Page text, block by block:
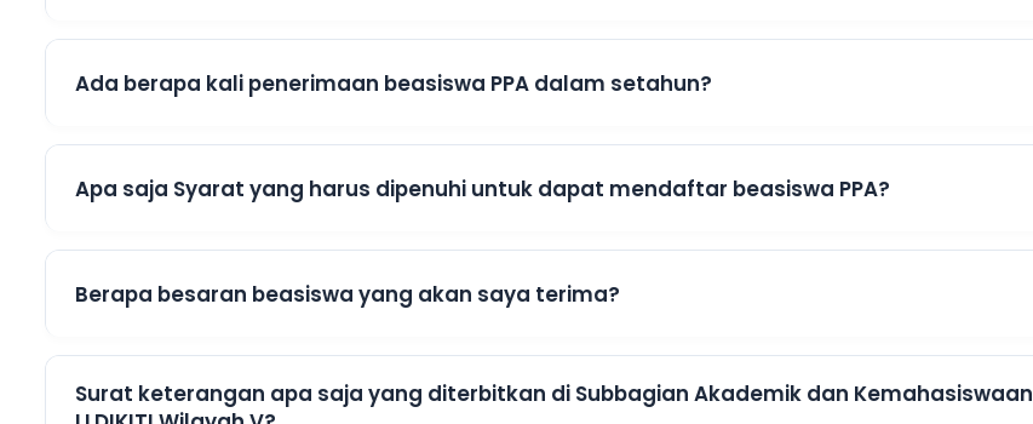
Ada berapa kali penerimaan beasiswa PPA dalam setahun?
Apa saja Syarat yang harus dipenuhi untuk dapat mendaftar beasiswa PPA?
Berapa besaran beasiswa yang akan saya terima?
Surat keterangan apa saja yang diterbitkan di Subbagian Akademik dan Kemahasiswaan